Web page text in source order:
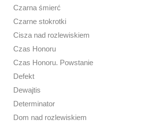
Czarna śmierć
Czarne stokrotki
Cisza nad rozlewiskiem
Czas Honoru
Czas Honoru. Powstanie
Defekt
Dewajtis
Determinator
Dom nad rozlewiskiem